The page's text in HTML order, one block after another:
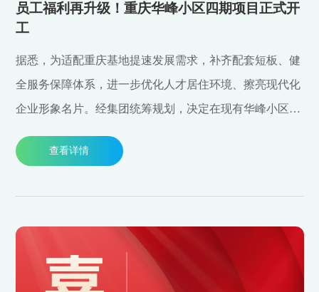
员工福利再升级！重庆华峰小区四期项目正式开
工
据悉，为适配重庆基地提速发展需求，补齐配套短板、健
全服务保障体系，进一步优化人才居住环境、擦亮现代化
企业形象名片。经集团统筹规划，决定在现有华峰小区扩
设。
查看详情